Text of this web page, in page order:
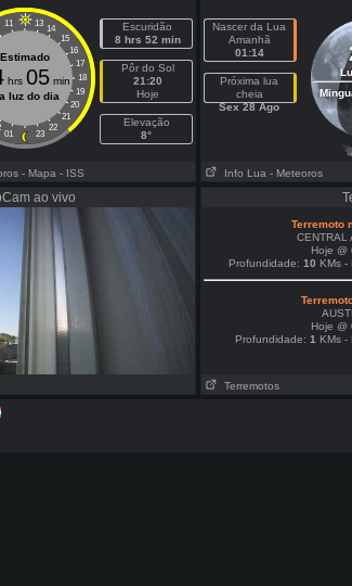
11 13 14
15
16
17
18
19
20
21
22
01 23
Estimado
hrs 05min
luz do dia
Escuridão
8 hrs 52 min
Pôr do Sol
21:20
Hoje
Elevação
8°
- Mapa - ISS
Nascer da Lua
Amanhã
01:14
Próxima lua
cheia
Sex 28 Ago
Info Lua - Meteoros
ao vivo
Terremoto
CENTRAL
Hoje @
Profundidade: 10 KMs -
Hoje @
Profundidade: 1 KMs -
Terremotos